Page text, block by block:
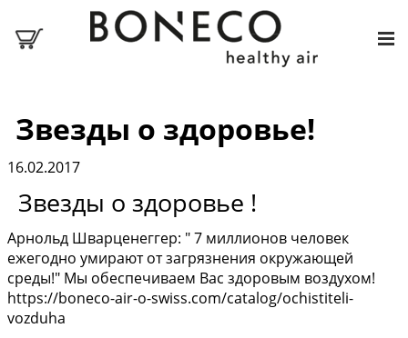
Звезды о здоровье!
16.02.2017
Звезды о здоровье !
Арнольд Шварценеггер: " 7 миллионов человек
ежегодно умирают от загрязнения окружающей
среды!" Мы обеспечиваем Вас здоровым воздухом!
https://boneco-air-o-swiss.com/catalog/ochistiteli-
vozduha